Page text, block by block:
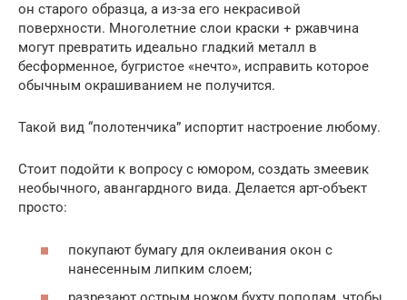
он старого образца, а из-за его некрасивой
поверхности. Многолетние слои краски + ржавчина
могут превратить идеально гладкий металл в
бесформенное, бугристое «нечто», исправить которое
обычным окрашиванием не получится.
Такой вид “полотенчика” испортит настроение любому.
Стоит подойти к вопросу с юмором, создать змеевик
необычного, авангардного вида. Делается арт-объект
просто:
покупают бумагу для оклеивания окон с
нанесенным липким слоем;